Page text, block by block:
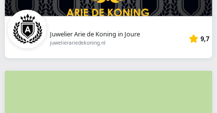
Juwelier Arie de Koning in Joure
juwelierariedekoning.nl 9,7